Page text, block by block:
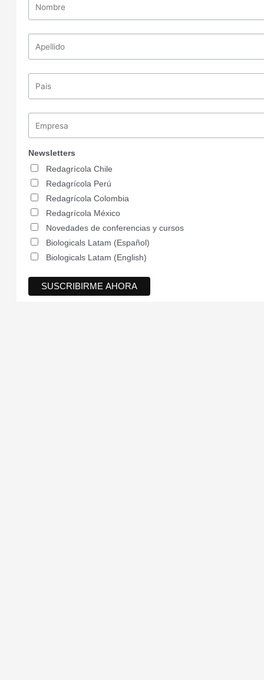
Newsletters
Redagrícola Chile
Redagrícola Perú
Redagrícola Colombia
Redagrícola México
Novedades de conferencias y cursos
Biologicals Latam (Español)
Biologicals Latam (English)